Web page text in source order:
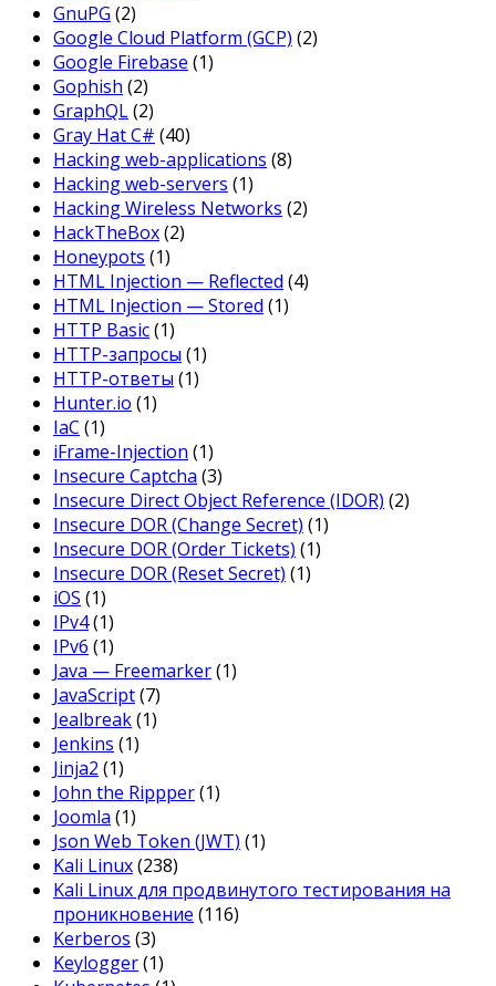
GnuPG (2)
Google Cloud Platform (GCP) (2)
Google Firebase (1)
Gophish (2)
GraphQL(2)
Gray Hat C# (40)
Hacking web-applications (8)
Hacking web-servers (1)
Hacking Wireless Networks (2)
HackTheBox(2)
Honeypots (1)
HTML Injection — Reflected (4)
HTML Injection — Stored (1)
HTTP Basic(1)
HTTP-запросы (1)
HTTP-ответы (1)
Hunter.io (1)
IaC (1)
iFrame-Injection (1)
Insecure Captcha (3)
Insecure Direct Object Reference (IDOR) (2)
Insecure DOR (Change Secret) (1)
Insecure DOR (Order Tickets) (1)
Insecure DOR (Reset Secret) (1)
iOS (1)
IPv4(1)
IPv6 (1)
Java — Freemarker(1)
JavaScript(7)
Jealbreak(1)
Jenkins (1)
Jinja2 (1)
John the Rippper(1)
Joomla (1)
Json Web Token (JWT) (1)
Kali Linux(238)
Kali Linux для продвинутого тестирования на
проникновение (116)
Kerberos (3)
Keylogger(1)